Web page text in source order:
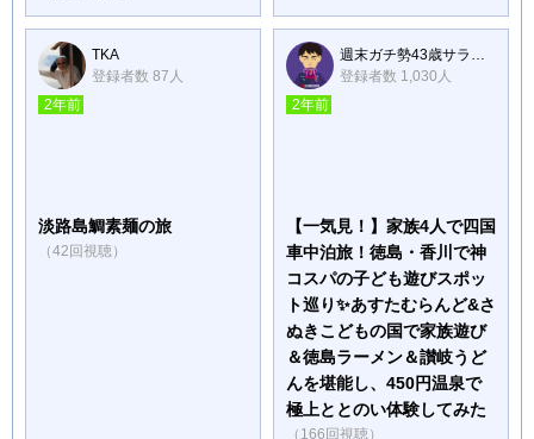
TKA
登録者数 87人
2年前
淡路島鯛素麺の旅
（42回視聴）
週末ガチ勢43歳サラリーマンの副業VLOG
登録者数 1,030人
2年前
【一気見！】家族4人で四国
車中泊旅！徳島・香川で神
コスパの子ども遊びスポッ
ト巡り✨あすたむらんど&さ
ぬきこどもの国で家族遊び
＆徳島ラーメン＆讃岐うど
んを堪能し、450円温泉で
極上ととのい体験してみた
（166回視聴）